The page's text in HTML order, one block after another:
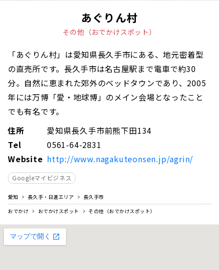
あぐりん村
その他（おでかけスポット）
「あぐりん村」は愛知県長久手市にある、地元密着型
の直売所です。長久手市は名古屋駅まで電車で約30
分。自然に恵まれた郊外のベッドタウンであり、2005
年には万博「愛・地球博」のメイン会場となったこと
でも有名です。
住所
愛知県長久手市前熊下田134
Tel
0561-64-2831
Website http://www.nagakuteonsen.jp/agrin/
Googleマイビジネス
愛知 長久手・日進エリア
長久手市
おでかけ
おでかけスポット その他（おでかけスポット）